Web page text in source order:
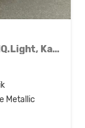
1.0 TSI 85 kW Life DSG Life, AHK, IQ.Light, Kamera, ACC, Side, Winter, 17-Zoll
Metallic